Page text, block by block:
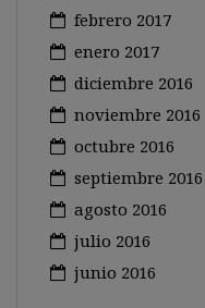
febrero 2017
enero 2017
diciembre 2016
noviembre 2016
octubre 2016
septiembre 2016
agosto 2016
julio 2016
junio 2016